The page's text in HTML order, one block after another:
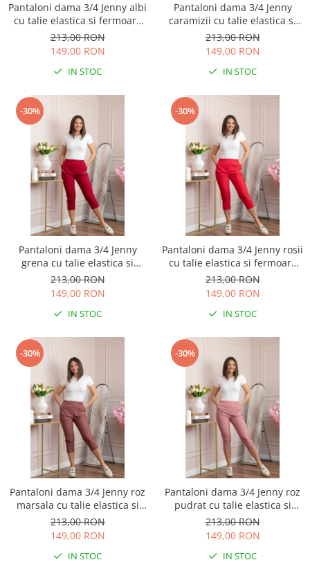
Pantaloni dama 3/4 Jenny albi
cu talie elastica si fermoare
decorative
213,00 RON
149,00 RON
IN STOC
Pantaloni dama 3/4 Jenny
caramizii cu talie elastica si
fermoare decorative
213,00 RON
149,00 RON
IN STOC
-30%
Pantaloni dama 3/4 Jenny
grena cu talie elastica si
fermoare decorative
213,00 RON
149,00 RON
IN STOC
-30%
Pantaloni dama 3/4 Jenny rosii
cu talie elastica si fermoare
decorative
213,00 RON
149,00 RON
IN STOC
-30%
Pantaloni dama 3/4 Jenny roz
marsala cu talie elastica si
fermoare decorative
213,00 RON
149,00 RON
IN STOC
-30%
Pantaloni dama 3/4 Jenny roz
pudrat cu talie elastica si
fermoare decorative
213,00 RON
149,00 RON
IN STOC